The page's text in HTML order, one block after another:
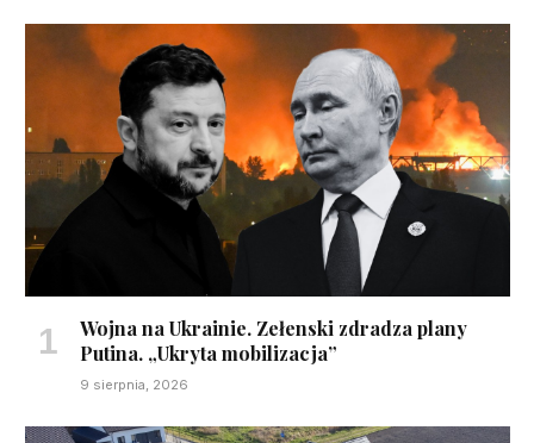
Wojna na Ukrainie. Zełenski zdradza plany
Putina. „Ukryta mobilizacja”
9 sierpnia, 2026